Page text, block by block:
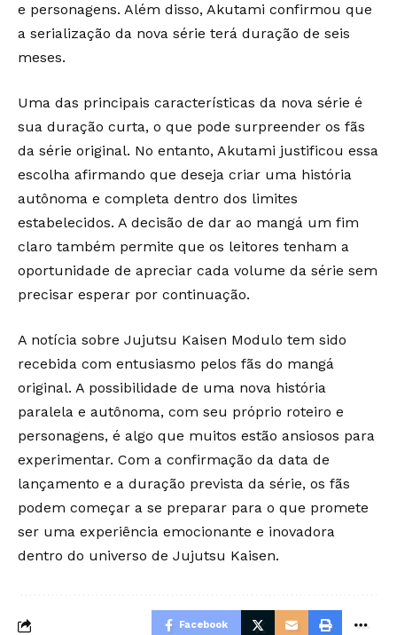
e personagens. Além disso, Akutami confirmou que
a serialização da nova série terá duração de seis
meses.
Uma das principais características da nova série é
sua duração curta, o que pode surpreender os fãs
da série original. No entanto, Akutami justificou essa
escolha afirmando que deseja criar uma história
autônoma e completa dentro dos limites
estabelecidos. A decisão de dar ao mangá um fim
claro também permite que os leitores tenham a
oportunidade de apreciar cada volume da série sem
precisar esperar por continuação.
A notícia sobre Jujutsu Kaisen Modulo tem sido
recebida com entusiasmo pelos fãs do mangá
original. A possibilidade de uma nova história
paralela e autônoma, com seu próprio roteiro e
personagens, é algo que muitos estão ansiosos para
experimentar. Com a confirmação da data de
lançamento e a duração prevista da série, os fãs
podem começar a se preparar para o que promete
ser uma experiência emocionante e inovadora
dentro do universo de Jujutsu Kaisen.
Facebook